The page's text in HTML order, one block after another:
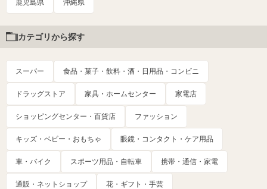
鹿児島県 沖縄県
カテゴリから探す
スーパー 食品・菓子・飲料・酒・日用品・コンビニ
ドラッグストア 家具・ホームセンター 家電店
ショッピングセンター・百貨店 ファッション
キッズ・ベビー・おもちゃ 眼鏡・コンタクト・ケア用品
車・バイク スポーツ用品・自転車 携帯・通信・家電
通販・ネットショップ 花・ギフト・手芸